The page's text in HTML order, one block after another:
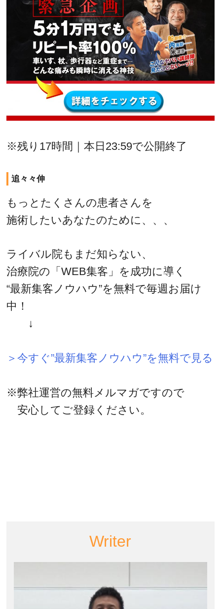
※残り17時間｜本日23:59で公開終了
追々々伸
もっとたくさんの患者さんを
施術したいあなたのために、、、
ライバル院もまだ知らない、
治療院の「WEB集客」を成功に導く
“最新集客ノウハウ”を無料で毎週お届け
中！
↓
＞今すぐ”最新集客ノウハウ”を無料で見る
※弊社運営の無料メルマガですので
安心してご登録ください。
Writer